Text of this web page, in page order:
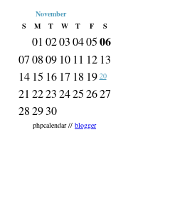
November
S
M T W T F S
01 0203040506
070809 10 11 12 13
14 15 16 17 18 19 20
21 222324252627
282930
phpcalendar // blogger